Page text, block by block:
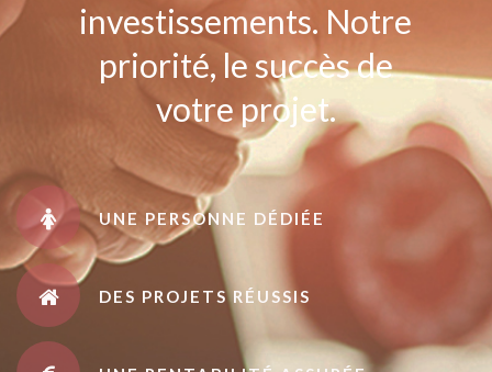
investissements. Notre
priorité, le succès de
votre projet.
UNE PERSONNE DÉDIÉE
DES PROJETS RÉUSSIS